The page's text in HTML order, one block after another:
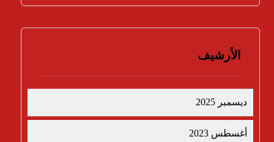
الأرشيف
ديسمبر 2025
أغسطس 2023